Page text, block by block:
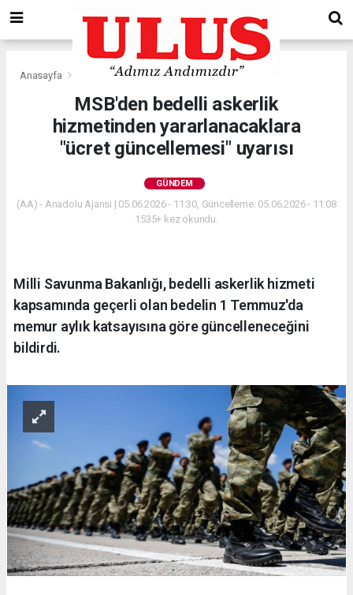
Anasayfa Gündem
MSB'den bedelli askerlik
hizmetinden yararlanacaklara
"ücret güncellemesi" uyarısı
GÜNDEM
(AA) - Anadolu Ajansı | 05.06.2026 - 11:30, Güncelleme: 05.06.2026 - 11:08
1535+ kez okundu.
Milli Savunma Bakanlığı, bedelli askerlik hizmeti
kapsamında geçerli olan bedelin 1 Temmuz'da
memur aylık katsayısına göre güncelleneceğini
bildirdi.